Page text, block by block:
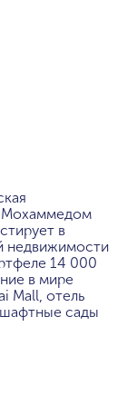
Мохаммедом
в
недвижимости
14 000
в мире
Mall, отель
сады